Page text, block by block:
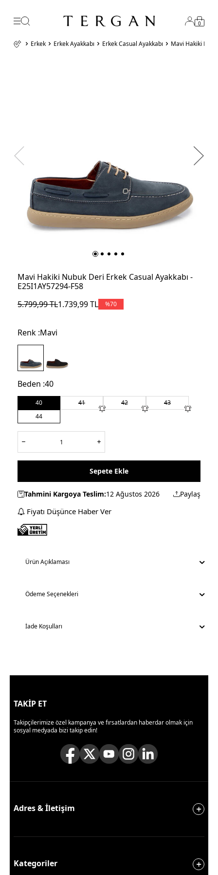
0
Erkek Erkek Ayakkabı Erkek Casual Ayakkabı Mavi Hakiki
Mavi Hakiki Nubuk Deri Erkek Casual Ayakkabı -
E25I1AY57294-F58
5.799,99TL1.739,99TL %70
Renk :Mavi
Beden :40
40 41 42
43
44
Sepete Ekle
Tahmini Kargoya Teslim:12 Ağustos 2026 Paylaş
Fiyatı Düşünce Haber Ver
Ürün Açıklaması
Ödeme Seçenekleri
İade Koşulları
TAKİP ET
Takipçilerimize özel kampanya ve fırsatlardan haberdar olmak için
sosyal medyada bizi takip edin!
Adres & İletişim
Kategoriler